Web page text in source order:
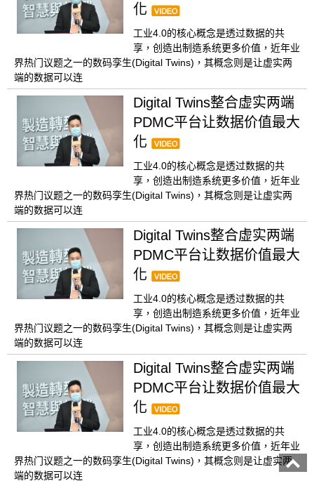
化
工业4.0的核心概念是透过数据的共
享，创造出制造系统更多价值，近年业
界热门议题之一的数码孪生(Digital Twins)，其概念则是让虚实两
端的数据可以连
Digital Twins整合虚实两端
PDMC平台让数据价值最大
化
工业4.0的核心概念是透过数据的共
享，创造出制造系统更多价值，近年业
界热门议题之一的数码孪生(Digital Twins)，其概念则是让虚实两
端的数据可以连
Digital Twins整合虚实两端
PDMC平台让数据价值最大
化
工业4.0的核心概念是透过数据的共
享，创造出制造系统更多价值，近年业
界热门议题之一的数码孪生(Digital Twins)，其概念则是让虚实两
端的数据可以连
Digital Twins整合虚实两端
PDMC平台让数据价值最大
化
工业4.0的核心概念是透过数据的共
享，创造出制造系统更多价值，近年业
界热门议题之一的数码孪生(Digital Twins)，其概念则是让虚实两
端的数据可以连